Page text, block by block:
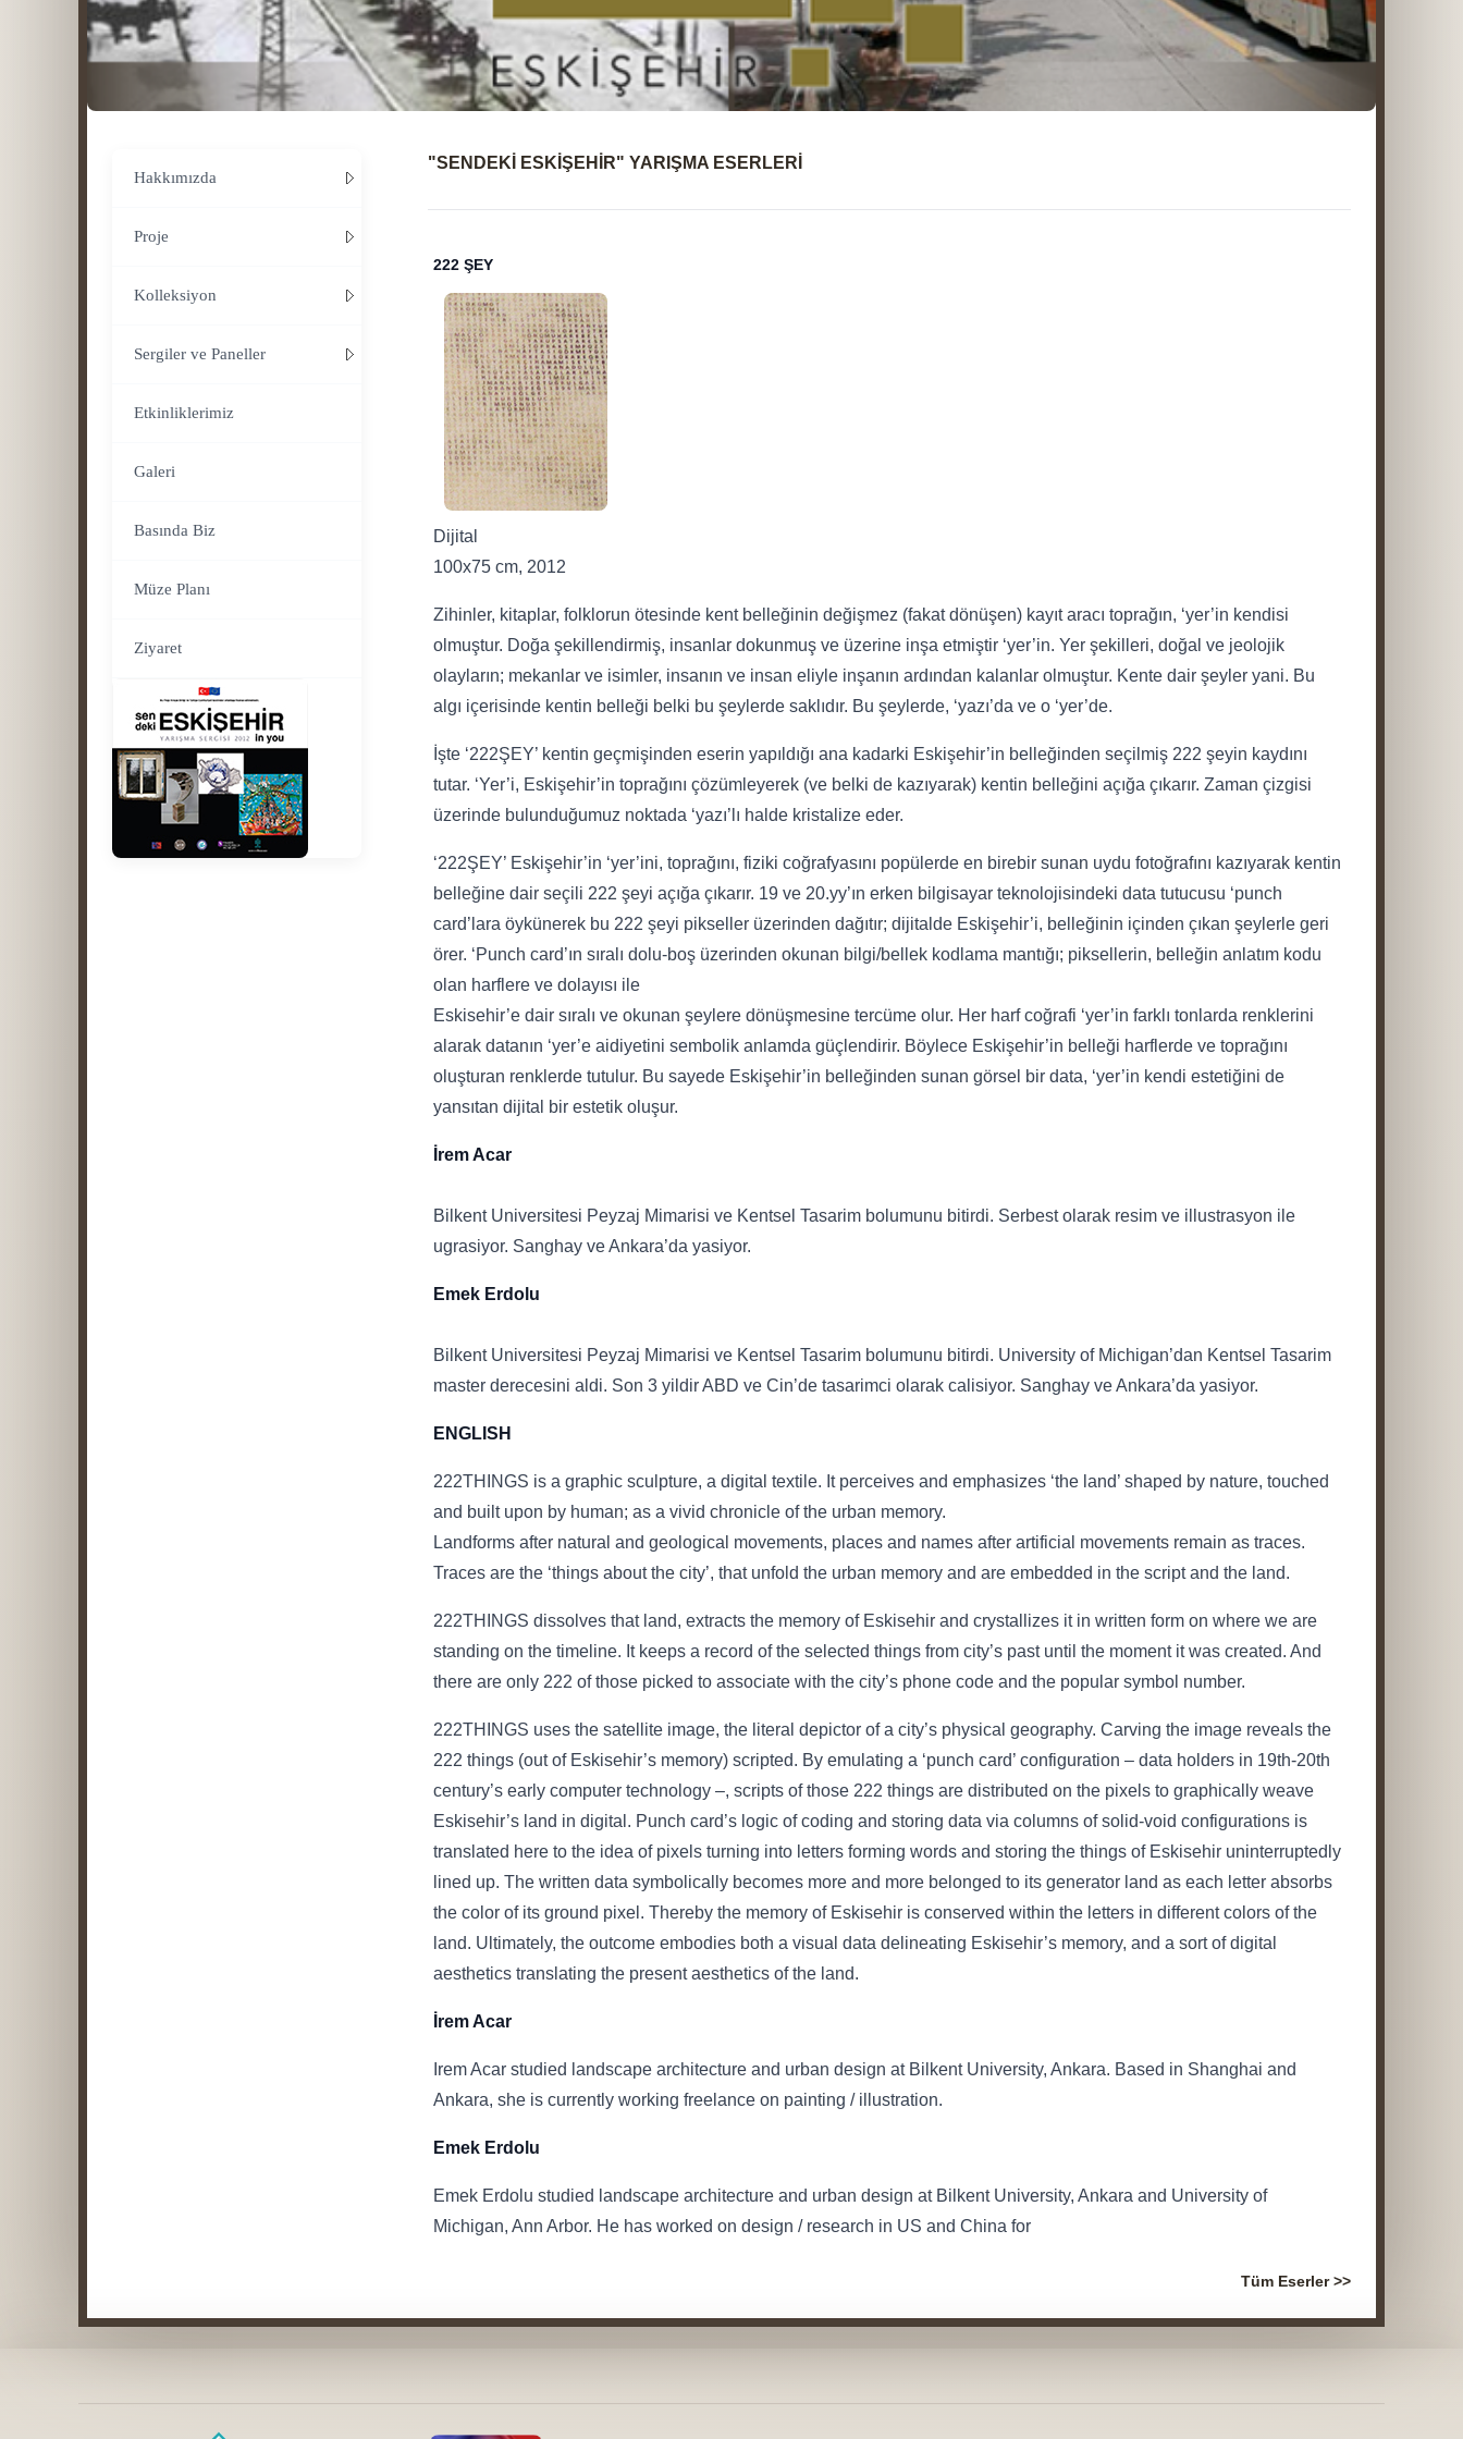
Hakkımızda
Proje
Kolleksiyon
Sergiler ve Paneller
Etkinliklerimiz
Galeri
Basında Biz
Müze Planı
Ziyaret
"SENDEKİ ESKİŞEHİR" YARIŞMA ESERLERİ
222 ŞEY
Dijital
100x75 cm, 2012
Zihinler, kitaplar, folklorun ötesinde kent belleğinin değişmez (fakat dönüşen) kayıt aracı toprağın, ‘yer’in kendisi
olmuştur. Doğa şekillendirmiş, insanlar dokunmuş ve üzerine inşa etmiştir ‘yer’in. Yer şekilleri, doğal ve jeolojik
olayların; mekanlar ve isimler, insanın ve insan eliyle inşanın ardından kalanlar olmuştur. Kente dair şeyler yani. Bu
algı içerisinde kentin belleği belki bu şeylerde saklıdır. Bu şeylerde, ‘yazı’da ve o ‘yer’de.
İşte ‘222ŞEY’ kentin geçmişinden eserin yapıldığı ana kadarki Eskişehir’in belleğinden seçilmiş 222 şeyin kaydını
tutar. ‘Yer’i, Eskişehir’in toprağını çözümleyerek (ve belki de kazıyarak) kentin belleğini açığa çıkarır. Zaman çizgisi
üzerinde bulunduğumuz noktada ‘yazı’lı halde kristalize eder.
‘222ŞEY’ Eskişehir’in ‘yer’ini, toprağını, fiziki coğrafyasını popülerde en birebir sunan uydu fotoğrafını kazıyarak kentin
belleğine dair seçili 222 şeyi açığa çıkarır. 19 ve 20.yy’ın erken bilgisayar teknolojisindeki data tutucusu ‘punch
card’lara öykünerek bu 222 şeyi pikseller üzerinden dağıtır; dijitalde Eskişehir’i, belleğinin içinden çıkan şeylerle geri
örer. ‘Punch card’ın sıralı dolu-boş üzerinden okunan bilgi/bellek kodlama mantığı; piksellerin, belleğin anlatım kodu
olan harflere ve dolayısı ile
Eskisehir’e dair sıralı ve okunan şeylere dönüşmesine tercüme olur. Her harf coğrafi ‘yer’in farklı tonlarda renklerini
alarak datanın ‘yer’e aidiyetini sembolik anlamda güçlendirir. Böylece Eskişehir’in belleği harflerde ve toprağını
oluşturan renklerde tutulur. Bu sayede Eskişehir’in belleğinden sunan görsel bir data, ‘yer’in kendi estetiğini de
yansıtan dijital bir estetik oluşur.
İrem Acar
Bilkent Universitesi Peyzaj Mimarisi ve Kentsel Tasarim bolumunu bitirdi. Serbest olarak resim ve illustrasyon ile
ugrasiyor. Sanghay ve Ankara’da yasiyor.
Emek Erdolu
Bilkent Universitesi Peyzaj Mimarisi ve Kentsel Tasarim bolumunu bitirdi. University of Michigan’dan Kentsel Tasarim
master derecesini aldi. Son 3 yildir ABD ve Cin’de tasarimci olarak calisiyor. Sanghay ve Ankara’da yasiyor.
ENGLISH
222THINGS is a graphic sculpture, a digital textile. It perceives and emphasizes ‘the land’ shaped by nature, touched
and built upon by human; as a vivid chronicle of the urban memory.
Landforms after natural and geological movements, places and names after artificial movements remain as traces.
Traces are the ‘things about the city’, that unfold the urban memory and are embedded in the script and the land.
222THINGS dissolves that land, extracts the memory of Eskisehir and crystallizes it in written form on where we are
standing on the timeline. It keeps a record of the selected things from city’s past until the moment it was created. And
there are only 222 of those picked to associate with the city’s phone code and the popular symbol number.
222THINGS uses the satellite image, the literal depictor of a city’s physical geography. Carving the image reveals the
222 things (out of Eskisehir’s memory) scripted. By emulating a ‘punch card’ configuration – data holders in 19th-20th
century’s early computer technology –, scripts of those 222 things are distributed on the pixels to graphically weave
Eskisehir’s land in digital. Punch card’s logic of coding and storing data via columns of solid-void configurations is
translated here to the idea of pixels turning into letters forming words and storing the things of Eskisehir uninterruptedly
lined up. The written data symbolically becomes more and more belonged to its generator land as each letter absorbs
the color of its ground pixel. Thereby the memory of Eskisehir is conserved within the letters in different colors of the
land. Ultimately, the outcome embodies both a visual data delineating Eskisehir’s memory, and a sort of digital
aesthetics translating the present aesthetics of the land.
İrem Acar
Irem Acar studied landscape architecture and urban design at Bilkent University, Ankara. Based in Shanghai and
Ankara, she is currently working freelance on painting / illustration.
Emek Erdolu
Emek Erdolu studied landscape architecture and urban design at Bilkent University, Ankara and University of
Michigan, Ann Arbor. He has worked on design / research in US and China for
Tüm Eserler >>